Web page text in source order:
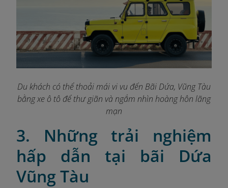
Du khách có thể thoải mái vi vu đến Bãi Dứa, Vũng Tàu
bằng xe ô tô để thư giãn và ngắm nhìn hoàng hôn lãng
mạn
3. Những trải nghiệm
hấp dẫn tại bãi Dứa
Vũng Tàu